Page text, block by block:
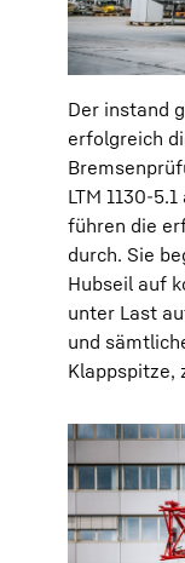
Der instand
erfolgreich
LTM 1130-
führen die
durch. Sie
Hubseil auf
unter Last
und
Klappspitze,